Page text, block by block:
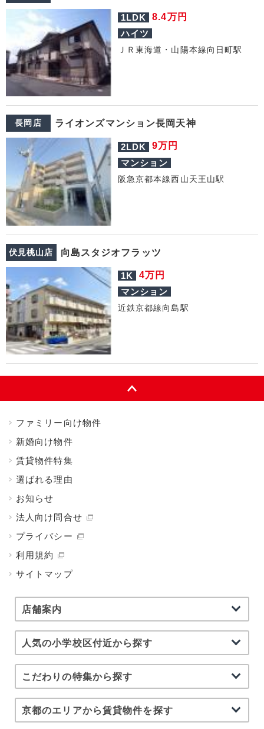
1LDK 8.4万円
ハイツ
ＪＲ東海道・山陽本線向日町駅
長岡店 ライオンズマンション長岡天神
2LDK 9万円
マンション
阪急京都本線西山天王山駅
伏見桃山店 向島スタジオフラッツ
1K 4万円
マンション
近鉄京都線向島駅
ファミリー向け物件
新婚向け物件
賃貸物件特集
選ばれる理由
お知らせ
法人向け問合せ
プライバシー
利用規約
サイトマップ
店舗案内
人気の小学校区付近から探す
こだわりの特集から探す
京都のエリアから賃貸物件を探す